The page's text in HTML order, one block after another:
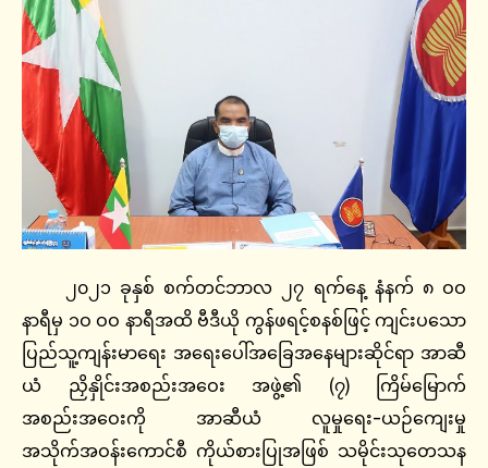
၂၀၂၁ ခုနှစ် စက်တင်ဘာလ ၂၇ ရက်နေ့ နံနက် ၈ ဝဝ
နာရီမှ ၁ဝ ဝဝ နာရီအထိ ဗီဒီယို ကွန်ဖရင့်စနစ်ဖြင့် ကျင်းပသော
ပြည်သူ့ကျန်းမာရေး အရေးပေါ်အခြေအနေများဆိုင်ရာ အာဆီ
ယံ ညှိနှိုင်းအစည်းအဝေး အဖွဲ့၏ (၇) ကြိမ်မြောက်
အစည်းအဝေးကို အာဆီယံ လူမှုရေး-ယဉ်ကျေးမှု
အသိုက်အဝန်းကောင်စီ ကိုယ်စားပြုအဖြစ် သမိုင်းသုတေသန